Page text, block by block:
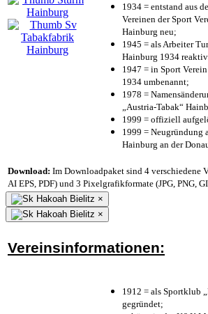
1934 = entstand aus
Vereinen der Sport
Hainburg neu;
1945 = als Arbeiter
Hainburg 1934
1947 = in Sport
1934 umbenannt;
1978 =
„Austria-Tabak“
1999 = offiziell
1999 = Neugründung
Hainburg an der
Download: Im Downloadpaket sind 4 verschiedene
AI EPS, PDF) und 3 Pixelgrafikformate (JPG, PNG,
×
×
Vereinsinformationen:
1912 = als Sportklub
gegründet;